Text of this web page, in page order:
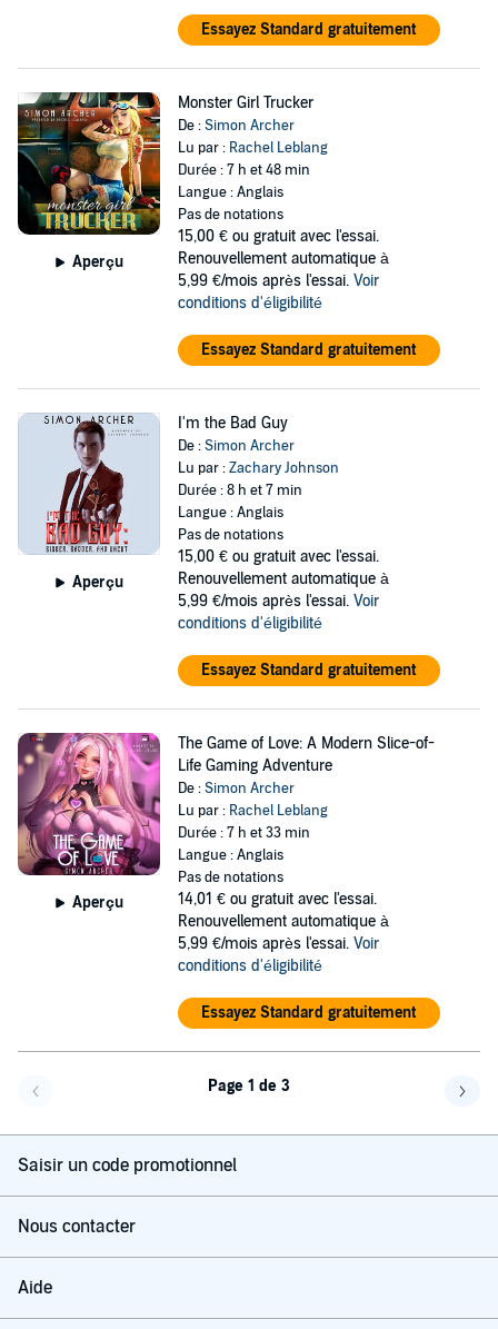
Essayez Standard gratuitement
Aperçu
Monster Girl Trucker
De :Simon Archer
Lu par : Rachel Leblang
Durée : 7 h et 48 min
Langue : Anglais
Pas de notations
15,00 € ou gratuit avec l'essai.
Renouvellement automatique à
5,99 €/mois après l'essai. Voir
conditions d'éligibilité
Essayez Standard gratuitement
Aperçu
I'm the Bad Guy
De :Simon Archer
Lu par :Zachary Johnson
Durée : 8 h et 7 min
Langue : Anglais
Pas de notations
15,00 € ou gratuit avec l'essai.
Renouvellement automatique à
5,99 €/mois après l'essai. Voir
conditions d'éligibilité
Essayez Standard gratuitement
Aperçu
The Game of Love: A Modern Slice-of-
Life Gaming Adventure
De :Simon Archer
Lu par : Rachel Leblang
Durée : 7 h et 33 min
Langue : Anglais
Pas de notations
14,01 € ou gratuit avec l'essai.
Renouvellement automatique à
5,99 €/mois après l'essai. Voir
conditions d'éligibilité
Essayez Standard gratuitement
Page 1 de 3
Saisir un code promotionnel
Nous contacter
Aide